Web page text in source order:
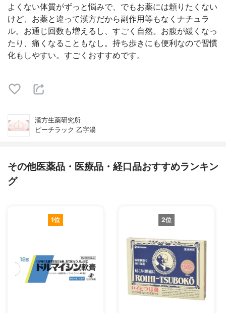
よくない体質がずっと悩みで、でもお薬には頼りたくない
けど、お薬と違って漢方だから副作用等もなくナチュラ
ル。お通じ回数も増えるし、すごく自然。お腹が緩くなっ
たり、痛くなることもなし。持ち歩きにも便利なので習慣
化もしやすい。すごくおすすめです。
漢方生薬研究所
ピーチラック 乙字湯
その他医薬品・医療品・経口品おすすめランキン
グ
1位 2位